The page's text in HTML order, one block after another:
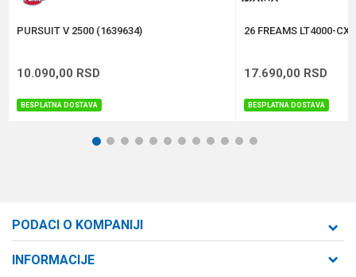
PURSUIT V 2500 (1639634)
10.090,00 RSD
BESPLATNA DOSTAVA
26 FREAMS LT4000-
17.690,00 RSD
BESPLATNA DOSTAVA
1 2 3 4 5 6 7 8 9 101112
PODACI O KOMPANIJI
INFORMACIJE